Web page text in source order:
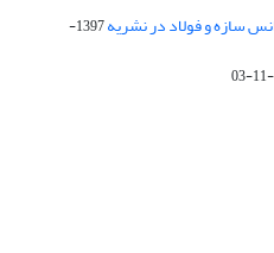
سازه و فولاد در نشریه
1397-